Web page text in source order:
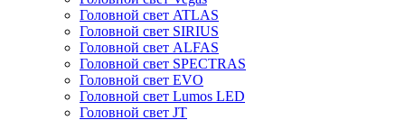
Головной свет ATLAS
Головной свет SIRIUS
Головной свет ALFAS
Головной свет SPECTRAS
Головной свет EVO
Головной свет Lumos LED
Головной свет JT